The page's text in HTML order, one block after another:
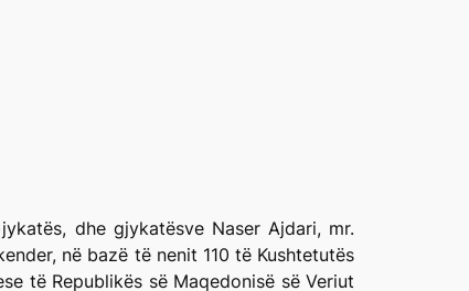
dhe gjykatësve Naser Ajdari, mr.
në bazë të nenit 110 të Kushtetutës
të Republikës së Maqedonisë së Veriut